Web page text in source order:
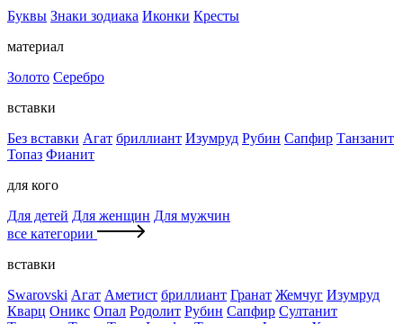
Буквы Знаки зодиака Иконки Кресты
материал
Золото Серебро
вставки
Без вставки Агат бриллиант Изумруд Рубин Сапфир Танзанит
Топаз Фианит
для кого
Для детей Для женщин Для мужчин
все категории
вставки
Swarovski Агат Аметист бриллиант Гранат Жемчуг Изумруд
Кварц Оникс Опал Родолит Рубин Сапфир Султанит